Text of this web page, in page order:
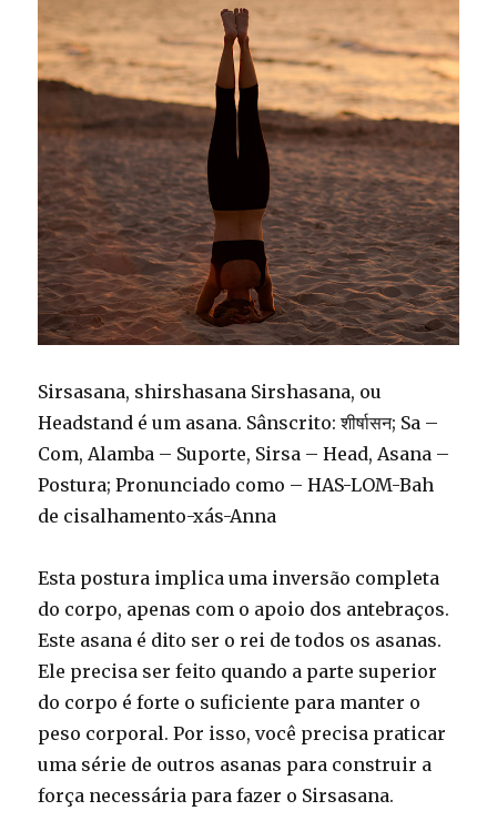
Sirsasana, shirshasana Sirshasana, ou
Headstand é um asana. Sânscrito: शीर्षासन; Sa –
Com, Alamba – Suporte, Sirsa – Head, Asana –
Postura; Pronunciado como – HAS-LOM-Bah
de cisalhamento-xás-Anna
Esta postura implica uma inversão completa
do corpo, apenas com o apoio dos antebraços.
Este asana é dito ser o rei de todos os asanas.
Ele precisa ser feito quando a parte superior
do corpo é forte o suficiente para manter o
peso corporal. Por isso, você precisa praticar
uma série de outros asanas para construir a
força necessária para fazer o Sirsasana.